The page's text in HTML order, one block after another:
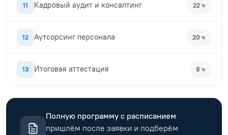
11 Кадровый аудит и консалтинг 22 ч
12 Аутсорсинг персонала 20 ч
13 Итоговая аттестация 8 ч
Полную программу с расписанием
пришлём после заявки и подберём